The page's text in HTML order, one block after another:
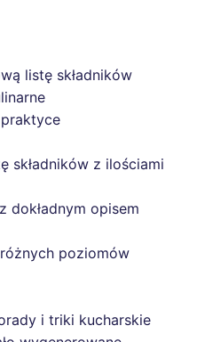
listę składników
składników z ilościami
dokładnym opisem
poziomów
i triki kucharskie